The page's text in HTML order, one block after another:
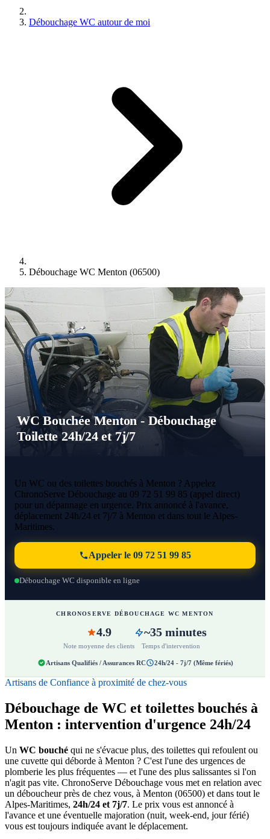
Débouchage WC autour de moi
Débouchage WC Menton (06500)
WC Bouchée Menton - Débouchage
Toilette 24h/24 et 7j/7
Un WC ou des toilettes bouchés à Menton ? Appelez
ChronoServe Débouchage au 09 72 51 99 85 (appel direct)
pour un dépannage en urgence. Prix annoncé à l'avance,
déplacement 24h/24 et 7j/7 à Menton et dans tout le Alpes-
Maritimes.
Appeler le 09 72 51 99 85
Débouchage WC disponible en ligne
CHRONOSERVE DÉBOUCHAGE WC MENTON
4.9
Note moyenne des clients
~35 minutes
Temps d'intervention
Artisans Qualifiés / Assurances RC 24h/24 - 7j/7 (Même fériés)
Artisans de Confiance à proximité de chez-vous
Débouchage de WC et toilettes bouchés à
Menton : intervention d'urgence 24h/24
Un WC bouché qui ne s'évacue plus, des toilettes qui refoulent ou
une cuvette qui déborde à Menton ? C'est l'une des urgences de
plomberie les plus fréquentes — et l'une des plus salissantes si l'on
n'agit pas vite. ChronoServe Débouchage vous met en relation avec
un déboucheur près de chez vous, à Menton (06500) et dans tout le
Alpes-Maritimes, 24h/24 et 7j/7. Le prix vous est annoncé à
l'avance et une éventuelle majoration (nuit, week-end, jour férié)
vous est toujours indiquée avant le déplacement.